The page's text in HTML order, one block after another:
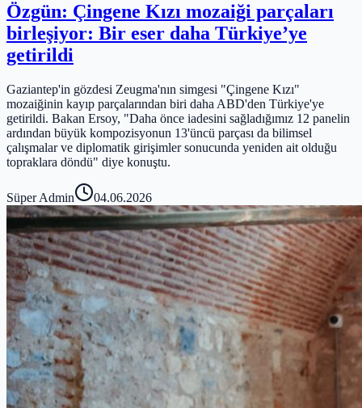
Özgün: Çingene Kızı mozaiği parçaları
birleşiyor: Bir eser daha Türkiye’ye
getirildi
Gaziantep'in gözdesi Zeugma'nın simgesi "Çingene Kızı"
mozaiğinin kayıp parçalarından biri daha ABD'den Türkiye'ye
getirildi. Bakan Ersoy, "Daha önce iadesini sağladığımız 12 panelin
ardından büyük kompozisyonun 13'üncü parçası da bilimsel
çalışmalar ve diplomatik girişimler sonucunda yeniden ait olduğu
topraklara döndü" diye konuştu.
Süper Admin 04.06.2026